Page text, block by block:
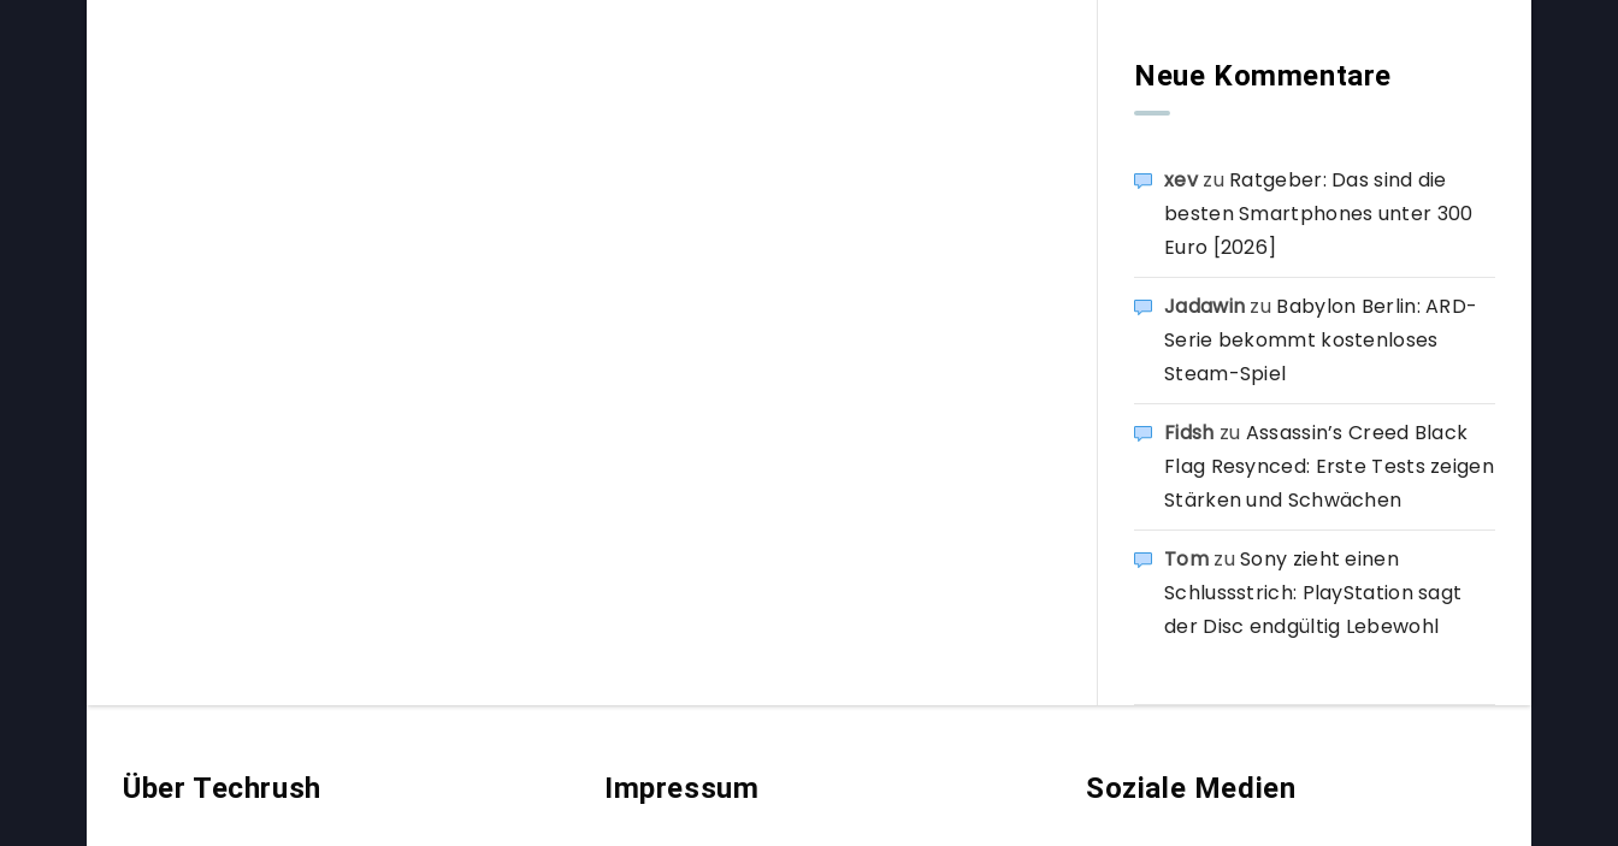
Neue Kommentare
xevzu Ratgeber: Das sind die
besten Smartphones unter 300
Euro [2026]
Jadawin zu Babylon Berlin: ARD-
Serie bekommt kostenloses
Steam-Spiel
Fidsh zu Assassin’s Creed Black
Flag Resynced: Erste Tests zeigen
Stärken und Schwächen
TomzuSony zieht einen
Schlussstrich: PlayStation sagt
der Disc endgültig Lebewohl
Über Techrush Impressum Soziale Medien